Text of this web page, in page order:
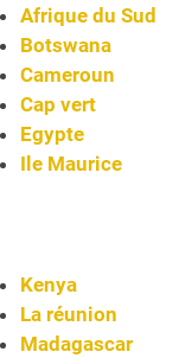
Afrique du Sud
Botswana
Cameroun
Cap vert
Egypte
Ile Maurice
Kenya
La réunion
Madagascar